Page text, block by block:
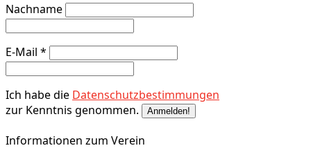
Nachname
E-Mail *
Ich habe die Datenschutzbestimmungen
zur Kenntnis genommen.
Informationen zum Verein